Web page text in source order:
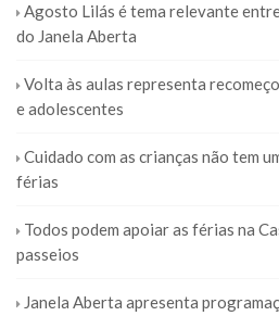
Agosto Lilás é tema relevante
do Janela Aberta
Volta às aulas representa
e adolescentes
Cuidado com as crianças não tem
férias
Todos podem apoiar as férias na
passeios
Janela Aberta apresenta